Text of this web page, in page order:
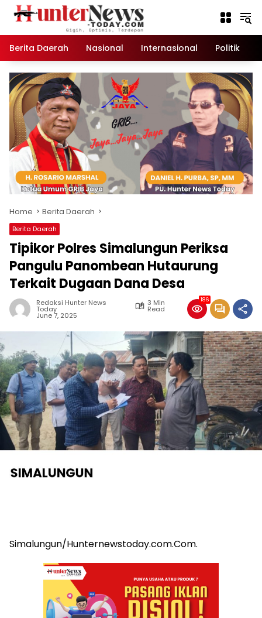
Berita Daerah
Nasional Internasional Politik
Home Berita Daerah
Berita Daerah
Tipikor Polres Simalungun Periksa
Pangulu Panombean Hutaurung
Terkait Dugaan Dana Desa
Redaksi Hunter News
Today
3 Min
Read
June 7, 2025
186
Simalungun/Hunternewstoday.com.Com.